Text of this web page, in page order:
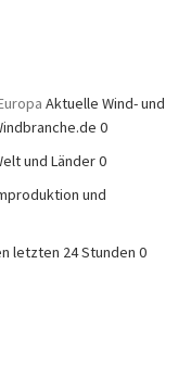
Aktuelle Wind- und
0
und Länder 0
und
letzten 24 Stunden 0